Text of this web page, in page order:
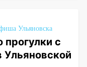
Ульяновска
с
Ульяновской